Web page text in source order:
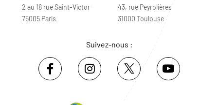
2 au 18 rue Saint-Victor
75005 Paris
43, rue Peyrolières
31000 Toulouse
Suivez-nous :